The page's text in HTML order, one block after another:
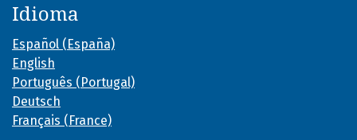
Idioma
Español (España)
English
Português (Portugal)
Deutsch
Français (France)